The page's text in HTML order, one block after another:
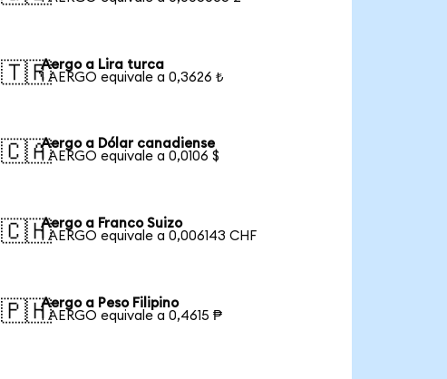
🇹🇷Aergo a Lira turca
1 AERGO equivale a 0,3626 ₺
🇨🇦Aergo a Dólar canadiense
1 AERGO equivale a 0,0106 $
🇨🇭Aergo a Franco Suizo
1 AERGO equivale a 0,006143 CHF
🇵🇭Aergo a Peso Filipino
1 AERGO equivale a 0,4615 ₱